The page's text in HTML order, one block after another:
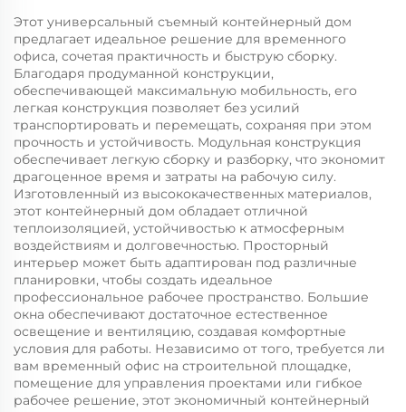
Этот универсальный съемный контейнерный дом
предлагает идеальное решение для временного
офиса, сочетая практичность и быструю сборку.
Благодаря продуманной конструкции,
обеспечивающей максимальную мобильность, его
легкая конструкция позволяет без усилий
транспортировать и перемещать, сохраняя при этом
прочность и устойчивость. Модульная конструкция
обеспечивает легкую сборку и разборку, что экономит
драгоценное время и затраты на рабочую силу.
Изготовленный из высококачественных материалов,
этот контейнерный дом обладает отличной
теплоизоляцией, устойчивостью к атмосферным
воздействиям и долговечностью. Просторный
интерьер может быть адаптирован под различные
планировки, чтобы создать идеальное
профессиональное рабочее пространство. Большие
окна обеспечивают достаточное естественное
освещение и вентиляцию, создавая комфортные
условия для работы. Независимо от того, требуется ли
вам временный офис на строительной площадке,
помещение для управления проектами или гибкое
рабочее решение, этот экономичный контейнерный